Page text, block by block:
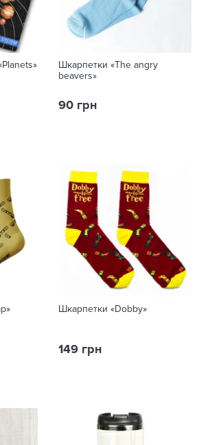
Шкарпетки «The angry
beavers»
90 грн
Шкарпетки «Dobby»
149 грн